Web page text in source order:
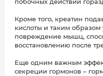
Кроме того, креатин
кислоты и таким
повреждение мышц,
восстановлению после
Еще одним важным
секреции гормонов –